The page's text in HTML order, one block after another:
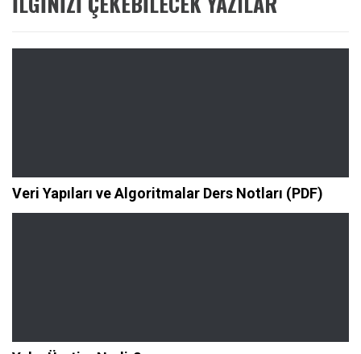
Veri Yapıları ve Algoritmalar Ders Notları (PDF)